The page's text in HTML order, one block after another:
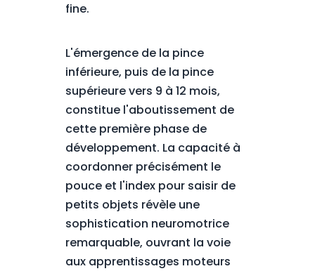
fine.
L'émergence de la pince
inférieure, puis de la pince
supérieure vers 9 à 12 mois,
constitue l'aboutissement de
cette première phase de
développement. La capacité à
coordonner précisément le
pouce et l'index pour saisir de
petits objets révèle une
sophistication neuromotrice
remarquable, ouvrant la voie
aux apprentissages moteurs